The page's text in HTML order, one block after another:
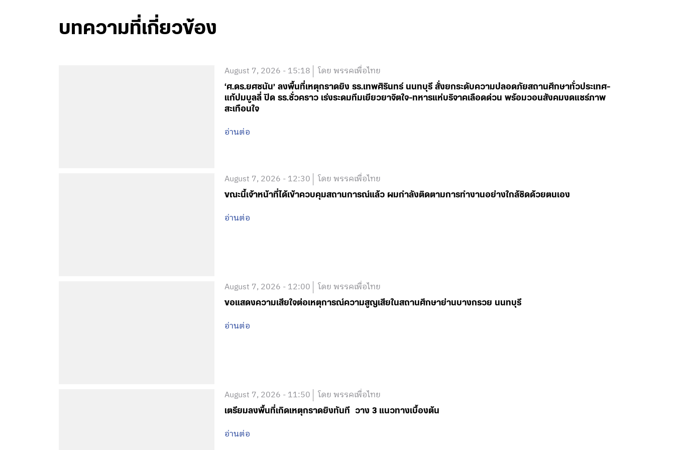
บทความที่เกี่ยวข้อง
August 7, 2026 - 15:18 โดย พรรคเพื่อไทย
‘ศ.ดร.ยศชนัน’ ลงพื้นที่เหตุกราดยิง รร.เทพศิรินทร์ นนทบุรี สั่งยกระดับความปลอดภัยสถานศึกษาทั่วประเทศ-
แก้ปมบูลลี่ ปิด รร.ชั่วคราว เร่งระดมทีมเยียวยาจิตใจ-ทหารแห่บริจาคเลือดด่วน พร้อมวอนสังคมงดแชร์ภาพ
สะเทือนใจ
อ่านต่อ
August 7, 2026 - 12:30 โดย พรรคเพื่อไทย
ขณะนี้เจ้าหน้าที่ได้เข้าควบคุมสถานการณ์แล้ว ผมกำลังติดตามการทำงานอย่างใกล้ชิดด้วยตนเอง
อ่านต่อ
August 7, 2026 - 12:00 โดย พรรคเพื่อไทย
ขอแสดงความเสียใจต่อเหตุการณ์ความสูญเสียในสถานศึกษาย่านบางกรวย นนทบุรี
อ่านต่อ
August 7, 2026 - 11:50 โดย พรรคเพื่อไทย
เตรียมลงพื้นที่เกิดเหตุกราดยิงทันที วาง 3 แนวทางเบื้องต้น
อ่านต่อ